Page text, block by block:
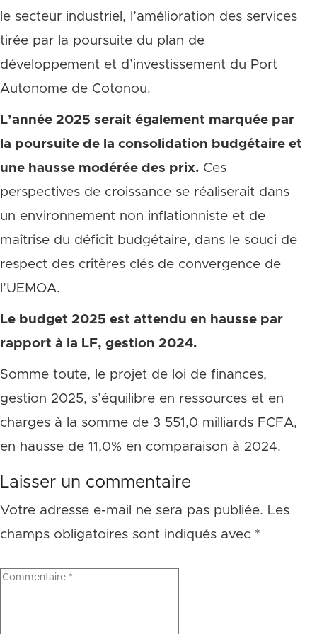
le secteur industriel, l’amélioration des services
tirée par la poursuite du plan de
développement et d’investissement du Port
Autonome de Cotonou.
L’année 2025 serait également marquée par
la poursuite de la consolidation budgétaire et
une hausse modérée des prix. Ces
perspectives de croissance se réaliserait dans
un environnement non inflationniste et de
maîtrise du déficit budgétaire, dans le souci de
respect des critères clés de convergence de
l’UEMOA.
Le budget 2025 est attendu en hausse par
rapport à la LF, gestion 2024.
Somme toute, le projet de loi de finances,
gestion 2025, s’équilibre en ressources et en
charges à la somme de 3 551,0 milliards FCFA,
en hausse de 11,0% en comparaison à 2024.
Laisser un commentaire
Votre adresse e-mail ne sera pas publiée. Les
champs obligatoires sont indiqués avec *